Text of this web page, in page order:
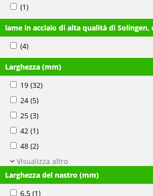
(1)
lame in acciaio di alta qualità di Solingen,
(4)
Larghezza (mm)
19 (32)
24 (5)
25 (3)
42 (1)
48 (2)
Visualizza altro
Larghezza del nastro (mm)
6.5 (1)